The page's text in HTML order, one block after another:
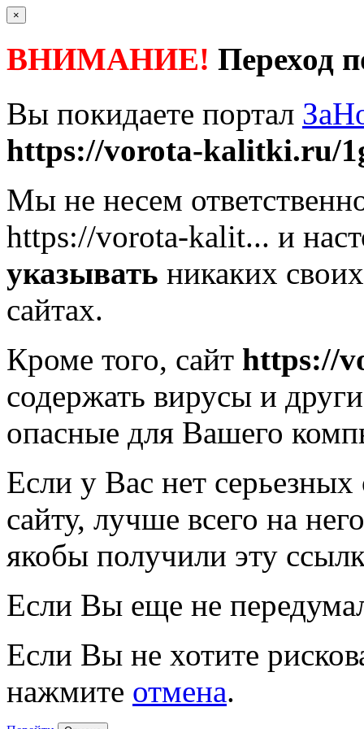
×
ВНИМАНИЕ! Переход
Вы покидаете портал
https://vorota-kalitki.ru/
Мы не несем
https://vorota-kalit... и
указывать никаких
сайтах.
Кроме того, сайт https://
содержать вирусы и
опасные для Вашего
Если у Вас нет
сайту, лучше всего на
якобы получили эту
Если Вы еще не
Если Вы не хотите
нажмите отмена.